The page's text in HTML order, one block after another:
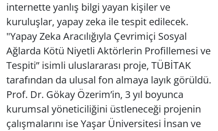
internette yanlış bilgi yayan kişiler ve
kuruluşlar, yapay zeka ile tespit edilecek.
"Yapay Zeka Aracılığıyla Çevrimiçi Sosyal
Ağlarda Kötü Niyetli Aktörlerin Profillemesi ve
Tespiti” isimli uluslararası proje, TÜBİTAK
tarafından da ulusal fon almaya layık görüldü.
Prof. Dr. Gökay Özerim’in, 3 yıl boyunca
kurumsal yöneticiliğini üstleneceği projenin
çalışmalarını ise Yaşar Üniversitesi İnsan ve